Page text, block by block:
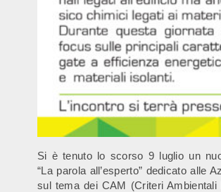
Si è tenuto lo scorso 9 luglio un
“La parola all’esperto” dedicato alle
sul tema dei CAM (Criteri Ambientali